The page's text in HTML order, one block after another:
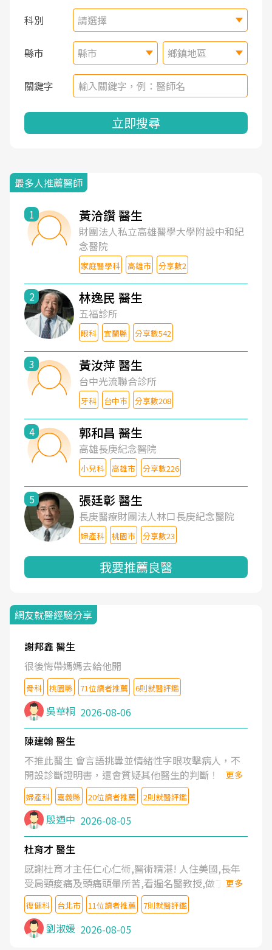
科別 請選擇
縣市 縣市 鄉鎮地區
關鍵字
立即搜尋
最多人推薦醫師
1 黃洽鑽 醫生
財團法人私立高雄醫學大學附設中和紀
念醫院
家庭醫學科 高雄市 分享數2
2 林逸民 醫生
五福診所
眼科 宜蘭縣 分享數542
3 黃汝萍 醫生
台中光流聯合診所
牙科 台中市 分享數208
4 郭和昌 醫生
高雄長庚紀念醫院
小兒科 高雄市 分享數226
5 張廷彰 醫生
長庚醫療財團法人林口長庚紀念醫院
婦產科 桃園市 分享數23
我要推薦良醫
網友就醫經驗分享
謝邦鑫 醫生
很後悔帶媽媽去給他開
骨科 桃園縣 71位讀者推薦 6則就醫評鑑
吳華桐 2026-08-06
陳建翰 醫生
不推此醫生 會言語挑釁並情緒性字眼攻擊病人，不
開設診斷證明書，還會質疑其他醫生的判斷！
更多
婦產科 嘉義縣 20位讀者推薦 2則就醫評鑑
殷迺中 2026-08-05
杜育才 醫生
感謝杜育才主任仁心仁術,醫術精湛! 人住美國,長年
受肩頸痠痛及頭痛頭暈所苦,看遍名醫教授,做了各種
檢查,也嘗試過西醫打針,中醫針灸及物理徒手治療都
沒有用,後來連吃到嗎啡類止痛藥都效果有限,只是壓
症狀,沒多久就痛起來,多年失眠嚴重影響生活品質.
台灣親友介紹忠孝醫院杜育才主任是頸頭症候群專
更多
復健科 台北市 11位讀者推薦 7則就醫評鑑
劉淑媛 2026-08-05